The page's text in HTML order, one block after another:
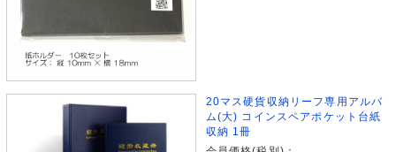
20マス硬貨収納リーフ専用アルバ
ム(大) コインスペアポケット台紙
収納 1冊